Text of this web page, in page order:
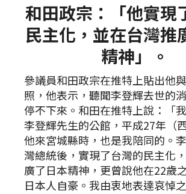
和田政宗：「他實現
民主化，並在台灣推
精神」。
參議員和田政宗在推特上貼出他
照，他表示，聽聞李登輝去世的
停不下來。和田在推特上說：「
李登輝先生的公館，平成27年（
他來宮城縣時，也是我陪同的。
灣總統後，實現了台灣的民主化
廣了日本精神，更曾說他在22歲
日本人自豪。我由衷地表達哀悼之